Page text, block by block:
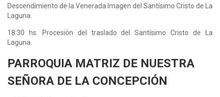
Descendimiento de la Venerada Imagen del Santísimo Cristo de La
Laguna.
18:30 hs. Procesión del traslado del Santísimo Cristo de La
Laguna.
PARROQUIA MATRIZ DE NUESTRA
SEÑORA DE LA CONCEPCIÓN